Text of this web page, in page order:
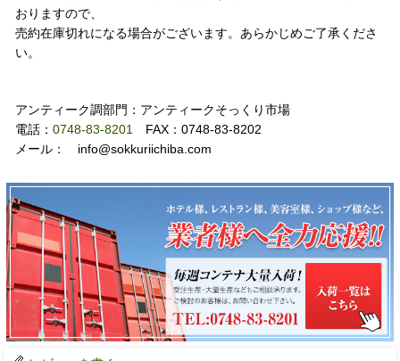
おりますので、
売約在庫切れになる場合がございます。あらかじめご了承くださ
い。
アンティーク調部門：アンティークそっくり市場
電話： 0748-83-8201 FAX：0748-83-8202
メール： info@sokkuriichiba.com